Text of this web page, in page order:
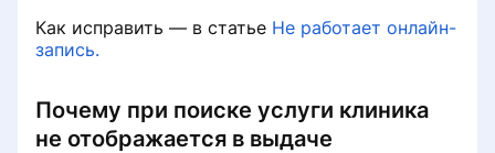
Как исправить — в статье Не работает онлайн-
запись.
Почему при поиске услуги клиника
не отображается в выдаче